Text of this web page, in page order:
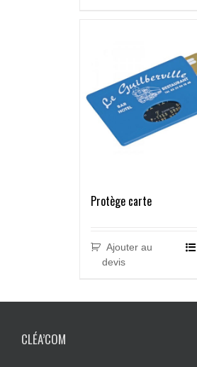
Protège carte
Ajouter au
devis
CLÉA’COM